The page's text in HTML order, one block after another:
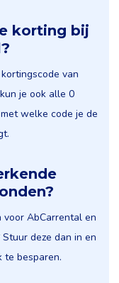
korting bij
van
je ook alle 0
welke code je de
voor AbCarrental en
deze dan in en
te besparen.